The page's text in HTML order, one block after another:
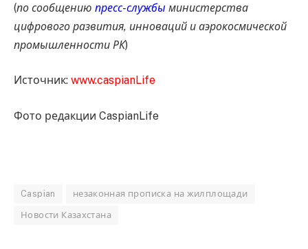
(по сообщению пресс-службы министерства
цифрового развития, инноваций и аэрокосмической
промышленности РК)
Источник: www.caspianLife
Фото редакции CaspianLife
Caspian незаконная прописка на жилплощади
Новости Казахстана